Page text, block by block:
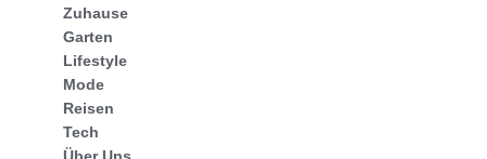
Zuhause
Garten
Lifestyle
Mode
Reisen
Tech